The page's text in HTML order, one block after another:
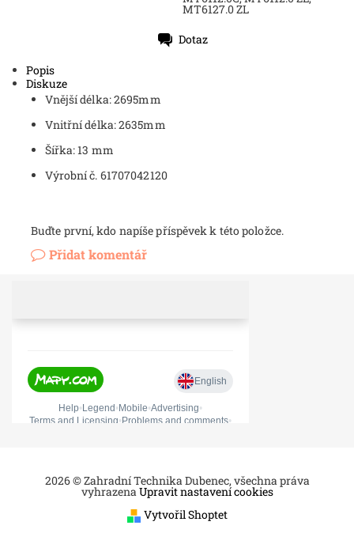
MT6127.0 ZL
Dotaz
Popis
Diskuze
Vnější délka:2695mm
Vnitřní délka: 2635mm
Šířka:13 mm
Výrobní č. 61707042120
Buďte první, kdo napíše příspěvek k této položce.
Přidat komentář
2026 © Zahradní Technika Dubenec, všechna práva
vyhrazenaUpravit nastavení cookies
Vytvořil Shoptet